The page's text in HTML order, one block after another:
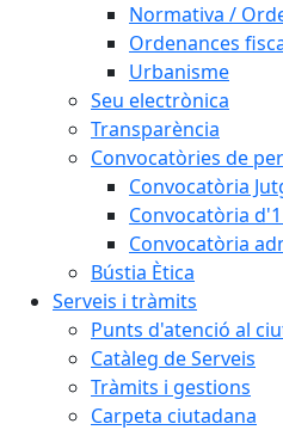
Normativa /
Ordenances
Urbanisme
Seu electrònica
Transparència
Convocatòries de
Convocatòria
Convocatòria
Convocatòria
Bústia Ètica
Serveis i tràmits
Punts d'atenció al
Catàleg de Serveis
Tràmits i gestions
Carpeta ciutadana